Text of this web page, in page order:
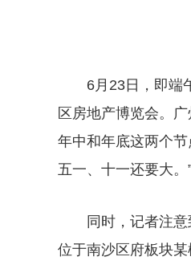
6月23日，即端
区房地产博览会。
年中和年底这两个
五一、十一还要大。
同时，记者注
位于南沙区府板块